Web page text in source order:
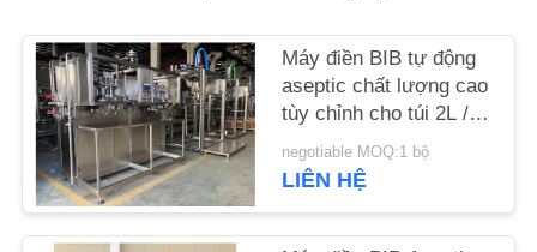
LIÊN
HỆ
CHÚNG
TÔI
TIN
Máy điền BIB tự động
aseptic chất lượng cao
tùy chỉnh cho túi 2L /
5L / 20L trong hộp
nước trái cây / sữa /
nước sốt
negotiable MOQ:1 bộ
LIÊN HỆ